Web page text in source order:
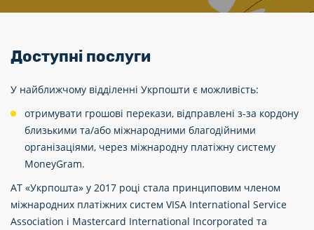
Доступні послуги
У найближчому відділенні Укрпошти є можливість:
отримувати грошові перекази, відправлені з-за кордону
близькими та/або міжнародними благодійними
організаціями, через міжнародну платіжну систему
MoneyGram.
АТ «Укрпошта» у 2017 році стала принциповим членом
міжнародних платіжних систем VISA International Service
Association і Mastercard International Incorporated та